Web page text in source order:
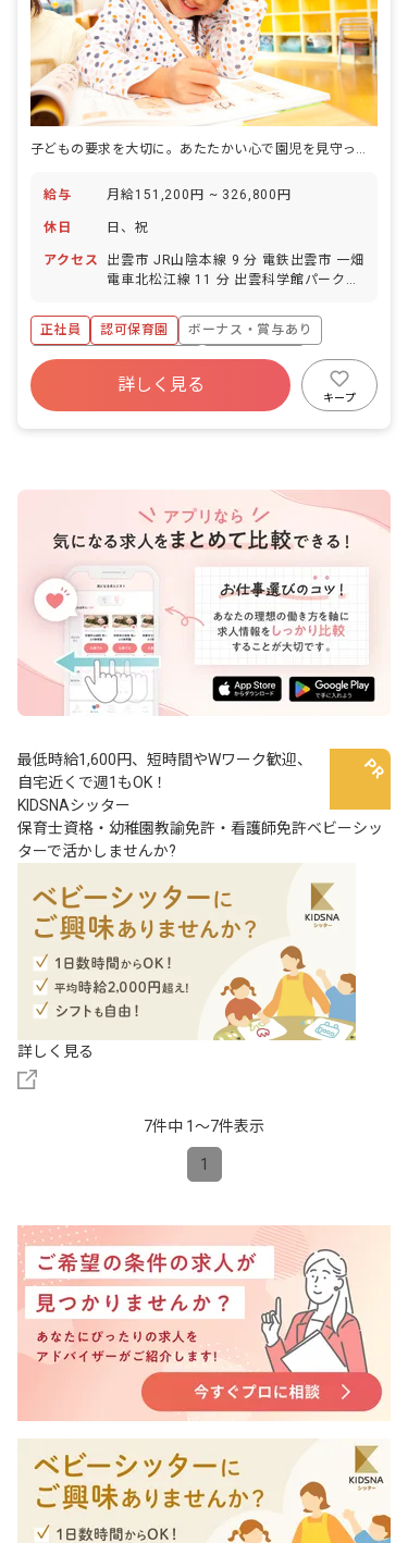
子どもの要求を大切に。あたたかい心で園児を見守ってくださる保育士募集！
給与 月給151,200円 ~ 326,800円
休日 日、祝
アクセス
出雲市 JR山陰本線 9 分 電鉄出雲市 一畑
電車北松江線 11 分 出雲科学館パークタ
正社員
認可保育園
ボーナス・賞与あり
寮・住宅・家賃補助あり
社会保険完備
車通勤可
詳しく見る
キープ
最低時給1,600円、短時間やWワーク歓迎、
自宅近くで週1もOK！
KIDSNAシッター
保育士資格・幼稚園教諭免許・看護師免許ベビーシッ
ターで活かしませんか?
詳しく見る
7件中 1〜7件表示
1